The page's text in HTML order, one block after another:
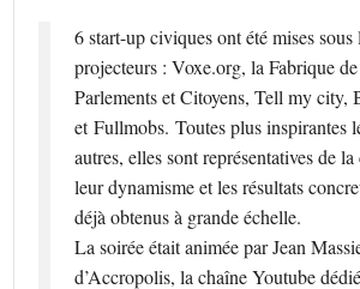
6 start-up civiques ont été mises sous
projecteurs : Voxe.org, la Fabrique
Parlements et Citoyens, Tell my city,
et Fullmobs. Toutes plus inspirantes
autres, elles sont représentatives de
leur dynamisme et les résultats
déjà obtenus à grande échelle.
La soirée était animée par Jean
d’Accropolis, la chaîne Youtube